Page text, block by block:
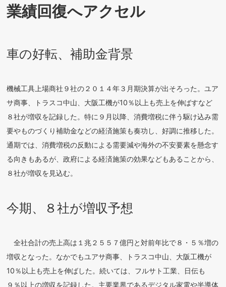
業績回復へアクセル
車の好転、補助金背景
機械工具上場商社９社の２０１４年３月期決算が出そろった。ユア
サ商事、トラスコ中山、大阪工機が10％以上も売上を伸ばすなど
８社が増収を記録した。特に９月以降、消費増税に伴う駆け込み需
要やものづくり補助金などの経済施策も奏功し、好調に推移した。
通期では、消費増税の反動による需要減や海外の不安要素を懸念す
る向きもあるが、政府による経済施策の効果などもあることから、
８社が増収を見込む。
今期、８社が増収予想
全社合計の売上高は１兆２５５７億円と対前年比で８・５％増の
増収となった。なかでもユアサ商事、トラスコ中山、大阪工機が
10％以上も売上を伸ばした。続いては、フルサト工業、日伝も
９％以上の増収を記録した。主要業界であるデジタル家電や半導体